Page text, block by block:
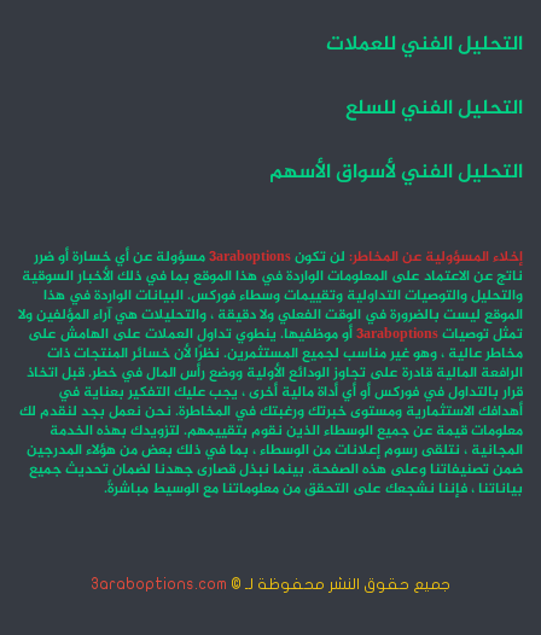
التحليل الفني للعملات
التحليل الفني للسلع
التحليل الفني لأسواق الأسهم
إخلاء المسؤولية عن المخاطر: لن تكون3araboptionsمسؤولة عن أي خسارة أو ضرر
ناتج عن الاعتماد على المعلومات الواردة في هذا الموقع بما في ذلك الأخبار السوقية
والتحليل والتوصيات التداولية وتقييمات وسطاء فوركس. البيانات الواردة في هذا
الموقع ليست بالضرورة في الوقت الفعلي ولا دقيقة ، والتحليلات هي آراء المؤلفين ولا
تمثل توصيات3araboptionsأو موظفيها. ينطوي تداول العملات على الهامش على
مخاطر عالية ، وهو غير مناسب لجميع المستثمرين. نظرًا لأن خسائر المنتجات ذات
الرافعة المالية قادرة على تجاوز الودائع الأولية ووضع رأس المال في خطر. قبل اتخاذ
قرار بالتداول في فوركس أو أي أداة مالية أخرى ، يجب عليك التفكير بعناية في
أهدافك الاستثمارية ومستوى خبرتك ورغبتك في المخاطرة. نحن نعمل بجد لنقدم لك
معلومات قيمة عن جميع الوسطاء الذين نقوم بتقييمهم. لتزويدك بهذه الخدمة
المجانية ، نتلقى رسوم إعلانات من الوسطاء ، بما في ذلك بعض من هؤلاء المدرجين
ضمن تصنيفاتنا وعلى هذه الصفحة. بينما نبذل قصارى جهدنا لضمان تحديث جميع
بياناتنا ، فإننا نشجعك على التحقق من معلوماتنا مع الوسيط مباشرةً.
جميع حقوق النشر محفوظة لـ © 3araboptions.com